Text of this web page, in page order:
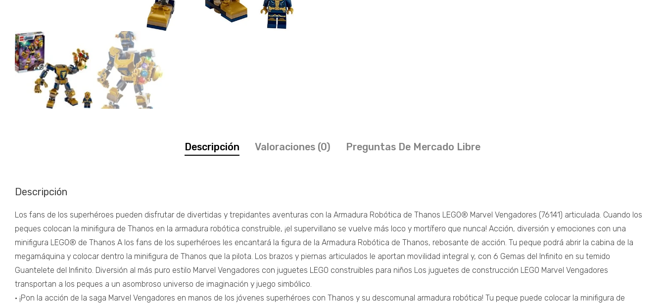
Descripción Valoraciones (0) Preguntas De Mercado Libre
Descripción
Los fans de los superhéroes pueden disfrutar de divertidas y trepidantes aventuras con la Armadura Robótica de Thanos LEGO® Marvel Vengadores (76141) articulada. Cuando los
peques colocan la minifigura de Thanos en la armadura robótica construible, ¡el supervillano se vuelve más loco y mortífero que nunca! Acción, diversión y emociones con una
minifigura LEGO® de Thanos A los fans de los superhéroes les encantará la figura de la Armadura Robótica de Thanos, rebosante de acción. Tu peque podrá abrir la cabina de la
megamáquina y colocar dentro la minifigura de Thanos que la pilota. Los brazos y piernas articulados le aportan movilidad integral y, con 6 Gemas del Infinito en su temido
Guantelete del Infinito. Diversión al más puro estilo Marvel Vengadores con juguetes LEGO construibles para niños Los juguetes de construcción LEGO Marvel Vengadores
transportan a los peques a un asombroso universo de imaginación y juego simbólico.
• ¡Pon la acción de la saga Marvel Vengadores en manos de los jóvenes superhéroes con Thanos y su descomunal armadura robótica! Tu peque puede colocar la minifigura de